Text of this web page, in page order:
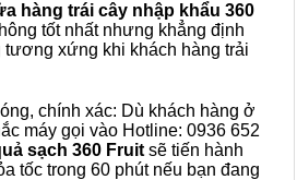
hàng trái cây nhập khẩu 360
tốt nhất nhưng khẳng định
xứng khi khách hàng trải
chính xác: Dù khách hàng ở
máy gọi vào Hotline: 0936 652
sạch 360 Fruit sẽ tiến hành
tốc trong 60 phút nếu bạn đang